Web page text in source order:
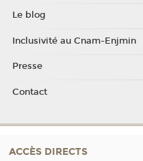
Le blog
Inclusivité au Cnam-Enjmin
Presse
Contact
ACCÈS DIRECTS